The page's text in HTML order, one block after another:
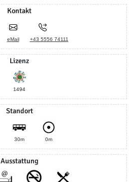
Kontakt
eMail +43 5556 74111
Lizenz
1494
Standort
30m 0m
Ausstattung